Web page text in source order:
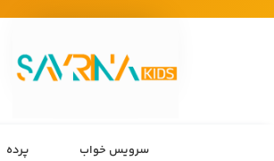
سرویس خواب پرده